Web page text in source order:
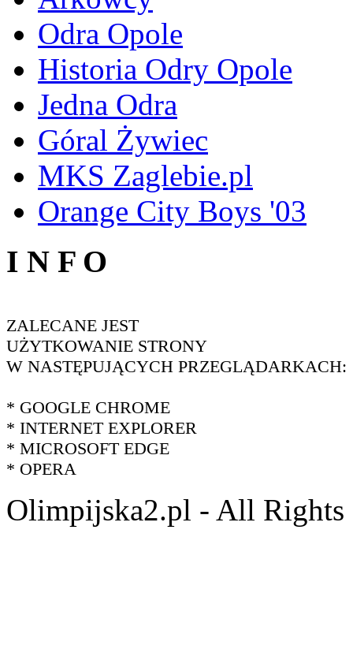
Odra Opole
Historia Odry Opole
Jedna Odra
Góral Żywiec
MKS Zaglebie.pl
Orange City Boys '03
I N F O
ZALECANE JEST
UŻYTKOWANIE STRONY
W NASTĘPUJĄCYCH PRZEGLĄDARKACH:
* GOOGLE CHROME
* INTERNET EXPLORER
* MICROSOFT EDGE
* OPERA
Olimpijska2.pl - All Rights